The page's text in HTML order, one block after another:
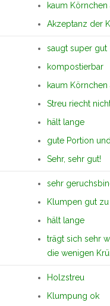
kaum
Akzeptanz der
saugt super gut
kompostierbar
kaum
Streu riecht
hält lange
gute Portion
Sehr, sehr gut!
sehr
Klumpen gut
hält lange
trägt sich sehr
die wenigen
Holzstreu
Klumpung ok